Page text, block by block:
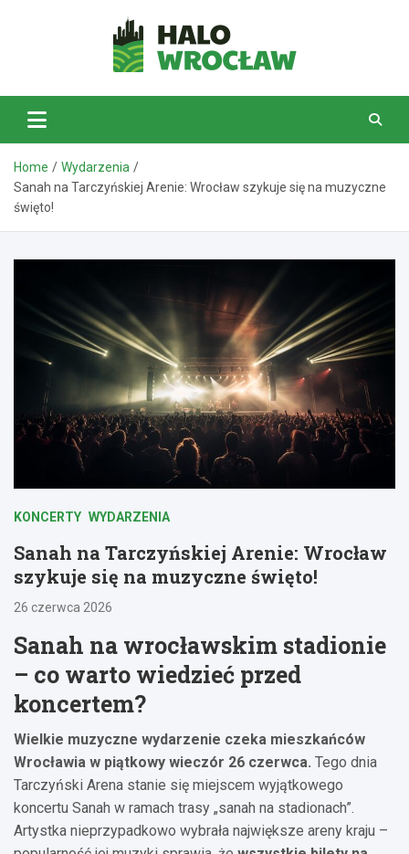
HaloWrocław.pl
Home
Wydarzenia
Sanah na Tarczyńskiej Arenie: Wrocław szykuje się na muzyczne
święto!
KONCERTY WYDARZENIA
Sanah na Tarczyńskiej Arenie: Wrocław
szykuje się na muzyczne święto!
26 czerwca 2026
Sanah na wrocławskim stadionie
– co warto wiedzieć przed
koncertem?
Wielkie muzyczne wydarzenie czeka mieszkańców
Wrocławia w piątkowy wieczór 26 czerwca. Tego dnia
Tarczyński Arena stanie się miejscem wyjątkowego
koncertu Sanah w ramach trasy „sanah na stadionach”.
Artystka nieprzypadkowo wybrała największe areny kraju –